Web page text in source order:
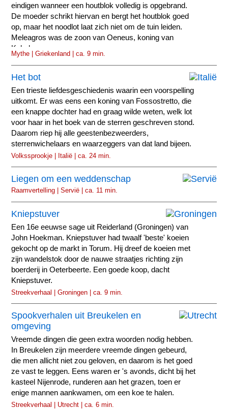
eindigen wanneer een houtblok volledig is opgebrand.
De moeder schrikt hiervan en bergt het houtblok goed
op, maar het noodlot laat zich niet om de tuin leiden.
Meleagros was de zoon van Oeneus, koning van
Kalydon...
Mythe | Griekenland | ca. 9 min.
Het bot
Een trieste liefdesgeschiedenis waarin een voorspelling
uitkomt. Er was eens een koning van Fossostretto, die
een knappe dochter had en graag wilde weten, welk lot
voor haar in het boek van de sterren geschreven stond.
Daarom riep hij alle geestenbezweerders,
sterrenwichelaars en waarzeggers van dat land bijeen.
Volkssprookje | Italië | ca. 24 min.
Liegen om een weddenschap
Raamvertelling | Servië | ca. 11 min.
Kniepstuver
Een 16e eeuwse sage uit Reiderland (Groningen) van
John Hoekman. Kniepstuver had twaalf 'beste' koeien
gekocht op de markt in Torum. Hij dreef de koeien met
zijn wandelstok door de nauwe straatjes richting zijn
boerderij in Oeterbeerte. Een goede koop, dacht
Kniepstuver.
Streekverhaal | Groningen | ca. 9 min.
Spookverhalen uit Breukelen en
omgeving
Vreemde dingen die geen extra woorden nodig hebben.
In Breukelen zijn meerdere vreemde dingen gebeurd,
die men allicht niet zou geloven, en daarom is het goed
ze vast te leggen. Eens waren er 's avonds, dicht bij het
kasteel Nijenrode, runderen aan het grazen, toen er
enige mannen aankwamen, om een koe te halen.
Streekverhaal | Utrecht | ca. 6 min.